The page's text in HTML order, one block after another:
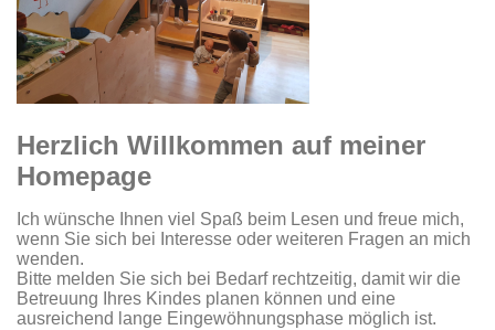
Herzlich Willkommen auf meiner
Homepage
Ich wünsche Ihnen viel Spaß beim Lesen und freue mich,
wenn Sie sich bei Interesse oder weiteren Fragen an mich
wenden.
Bitte melden Sie sich bei Bedarf rechtzeitig, damit wir die
Betreuung Ihres Kindes planen können und eine
ausreichend lange Eingewöhnungsphase möglich ist.